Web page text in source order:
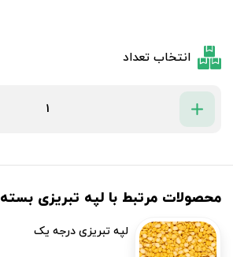
انتخاب تعداد
محصولات مرتبط با لپه تبریزی بسته 750 گرمی
لپه تبریزی درجه یک